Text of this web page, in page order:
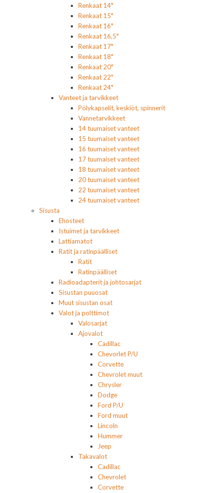
Renkaat 14"
Renkaat 15"
Renkaat 16"
Renkaat 16,5"
Renkaat 17"
Renkaat 18"
Renkaat 20"
Renkaat 22"
Renkaat 24"
Vanteet ja tarvikkeet
Pölykapselit, keskiöt, spinnerit
Vannetarvikkeet
14 tuumaiset vanteet
15 tuumaiset vanteet
16 tuumaiset vanteet
17 tuumaiset vanteet
18 tuumaiset vanteet
20 tuumaiset vanteet
22 tuumaiset vanteet
24 tuumaiset vanteet
Sisusta
Ehosteet
Istuimet ja tarvikkeet
Lattiamatot
Ratit ja ratinpäälliset
Ratit
Ratinpäälliset
Radioadapterit ja johtosarjat
Sisustan puuosat
Muut sisustan osat
Valot ja polttimot
Valosarjat
Ajovalot
Cadillac
Chevorlet P/U
Corvette
Chevrolet muut
Chrysler
Dodge
Ford P/U
Ford muut
Lincoln
Hummer
Jeep
Takavalot
Cadillac
Chevrolet
Corvette